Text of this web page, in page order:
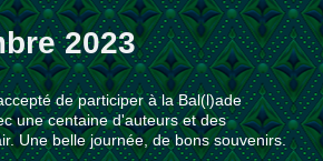
2023
de participer à la Bal(l)ade
une centaine d'auteurs et des
Une belle journée, de bons souvenirs.